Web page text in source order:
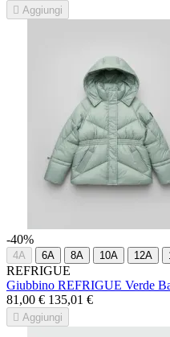
 Aggiungi
-40%
4A 6A 8A 10A 12A
REFRIGUE
Giubbino REFRIGUE Verde
81,00 € 135,01 €
 Aggiungi